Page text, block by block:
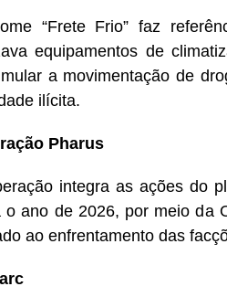
“Frete Frio” faz
equipamentos de
a movimentação de
ilícita.
Pharus
integra as ações do
o ano de 2026, por meio da
ao enfrentamento das